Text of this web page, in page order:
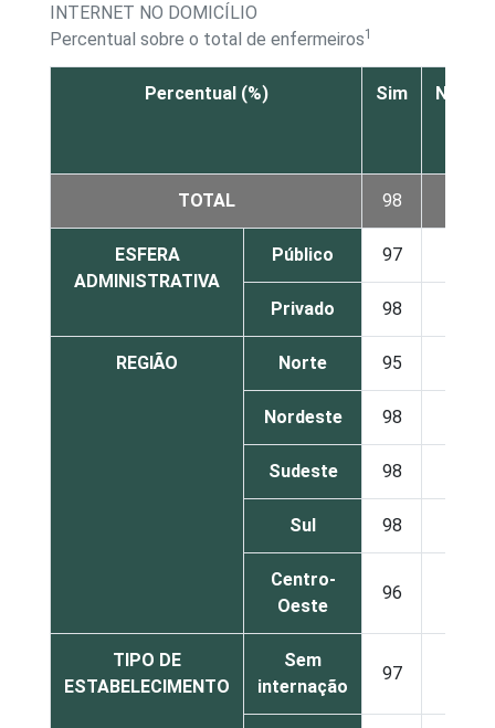
INTERNET NO DOMICÍLIO
Percentual sobre o total de enfermeiros1
Percentual (%) Sim Não
TOTAL 98
ESFERA
ADMINISTRATIVA
Público 97
Privado 98
REGIÃO Norte 95
Nordeste 98
Sudeste 98
Sul 98
Centro-
Oeste
96
TIPO DE
ESTABELECIMENTO
Sem
internação
97